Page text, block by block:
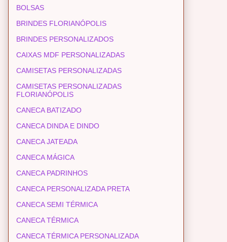
BOLSAS
BRINDES FLORIANÓPOLIS
BRINDES PERSONALIZADOS
CAIXAS MDF PERSONALIZADAS
CAMISETAS PERSONALIZADAS
CAMISETAS PERSONALIZADAS
FLORIANÓPOLIS
CANECA BATIZADO
CANECA DINDA E DINDO
CANECA JATEADA
CANECA MÁGICA
CANECA PADRINHOS
CANECA PERSONALIZADA PRETA
CANECA SEMI TÉRMICA
CANECA TÉRMICA
CANECA TÉRMICA PERSONALIZADA